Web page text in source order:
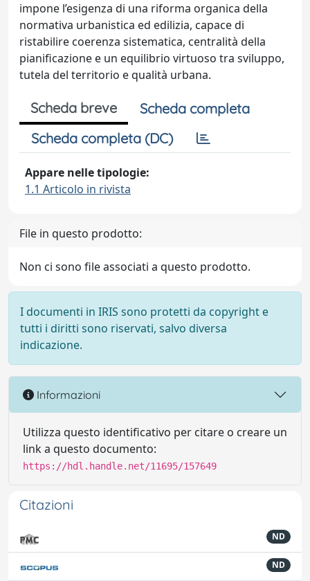
impone l’esigenza di una riforma organica della
normativa urbanistica ed edilizia, capace di
ristabilire coerenza sistematica, centralità della
pianificazione e un equilibrio virtuoso tra sviluppo,
tutela del territorio e qualità urbana.
Scheda breve
Scheda completa
Scheda completa (DC)
Appare nelle tipologie:
1.1 Articolo in rivista
File in questo prodotto:
Non ci sono file associati a questo prodotto.
I documenti in IRIS sono protetti da copyright e
tutti i diritti sono riservati, salvo diversa
indicazione.
Informazioni
Utilizza questo identificativo per citare o creare un
link a questo documento:
https://hdl.handle.net/11695/157649
Citazioni
ND
ND